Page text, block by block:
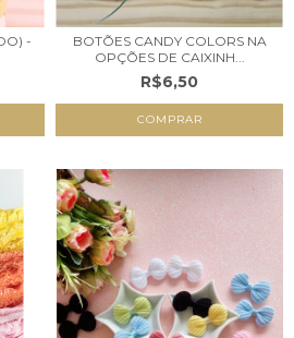
-
BOTÕES CANDY COLORS NA
OPÇÕES DE CAIXINH...
R$6,50
COMPRAR